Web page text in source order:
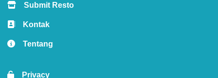
Submit Resto
Kontak
Tentang
Privacy